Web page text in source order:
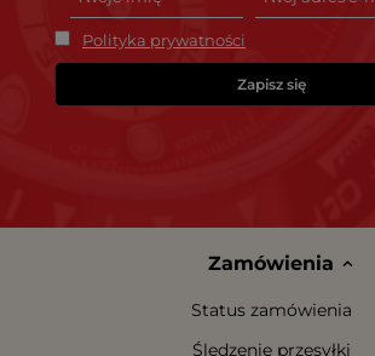
Polityka prywatności
Zapisz się
Zamówienia
Status zamówienia
Śledzenie przesyłki